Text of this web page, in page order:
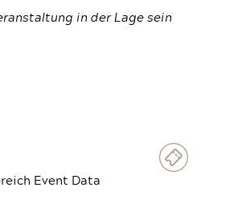
in der Lage sein
Event Data